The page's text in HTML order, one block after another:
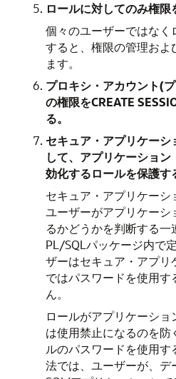
ロールに対してのみ権限
個々のユーザーではなく
すると、権限の管理およ
ます。
プロキシ・アカウント(
の権限をCREATE
る。
セキュア・アプリケーシ
して、アプリケーショ
効化するロールを保護す
セキュア・アプリケーシ
ユーザーがアプリケーシ
るかどうかを判断する一
PL/SQLパッケージ内で
ザーはセキュア・アプリ
ではパスワードを使用す
ん。
ロールがアプリケーショ
は使用禁止になるのを防
ルのパスワードを使用
法では、ユーザーが、デ